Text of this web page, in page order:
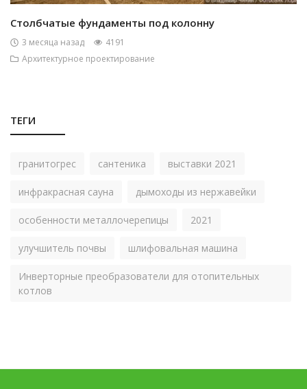
Столбчатые фундаменты под колонну
3 месяца назад
4191
Архитектурное проектирование
ТЕГИ
гранитогрес сантеника выставки 2021
инфракрасная сауна дымоходы из нержавейки
особенности металлочерепицы 2021
улучшитель почвы шлифовальная машина
Инверторные преобразователи для отопительных
котлов